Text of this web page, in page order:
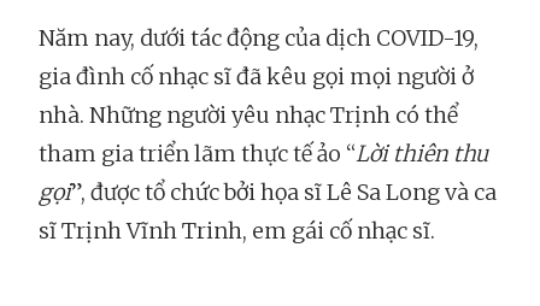
Năm nay, dưới tác động của dịch COVID-19,
gia đình cố nhạc sĩ đã kêu gọi mọi người ở
nhà. Những người yêu nhạc Trịnh có thể
tham gia triển lãm thực tế ảo “Lời thiên thu
gọi”, được tổ chức bởi họa sĩ Lê Sa Long và ca
sĩ Trịnh Vĩnh Trinh, em gái cố nhạc sĩ.